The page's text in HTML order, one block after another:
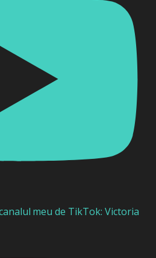
meu de TikTok: Victoria